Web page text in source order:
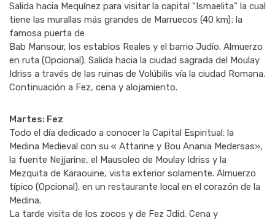
Salida hacia Mequínez para visitar la capital “Ismaelita” la cual
tiene las murallas más grandes de Marruecos (40 km); la
famosa puerta de
Bab Mansour, los establos Reales y el barrio Judío. Almuerzo
en ruta (Opcional). Salida hacia la ciudad sagrada del Moulay
Idriss a través de las ruinas de Volúbilis vía la ciudad Romana.
Continuación a Fez, cena y alojamiento.
Martes: Fez
Todo el día dedicado a conocer la Capital Espiritual: la
Medina Medieval con su « Attarine y Bou Anania Medersas»,
la fuente Nejjarine, el Mausoleo de Moulay Idriss y la
Mezquita de Karaouine, vista exterior solamente. Almuerzo
típico (Opcional). en un restaurante local en el corazón de la
Medina.
La tarde visita de los zocos y de Fez Jdid. Cena y